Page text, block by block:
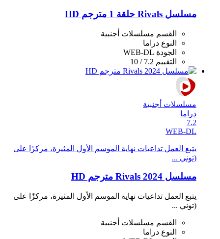
مسلسل Rivals حلقة 1 مترجم HD
القسم مسلسلات أجنبية
النوع دراما
الجودة WEB-DL
التقييم 7.2 / 10
مسلسلات أجنبية
دراما
7.2
WEB-DL
يتبع العمل تداعيات نهاية الموسم الأول المثيرة، مركزًا على
(توني ...
مسلسل Rivals 2024 مترجم HD
يتبع العمل تداعيات نهاية الموسم الأول المثيرة، مركزًا على
(توني ...
القسم مسلسلات أجنبية
النوع دراما